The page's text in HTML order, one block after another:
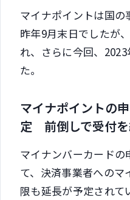
マイナポイントは国
昨年9月末日でしたが
れ、さらに今回、
た。
マイナポイントの
定 前倒しで受付を
マイナンバーカード
て、決済事業者への
限も延長が予定されて